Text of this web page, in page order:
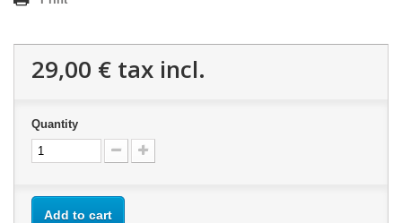
29,00 € tax incl.
Quantity
Add to cart